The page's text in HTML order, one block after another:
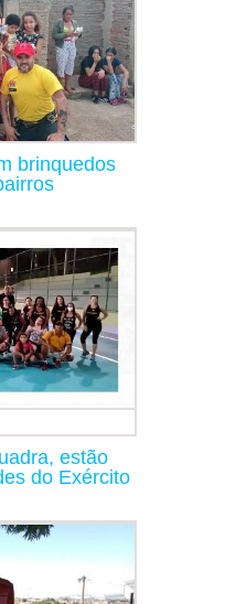
brinquedos
estão
do Exército